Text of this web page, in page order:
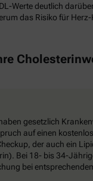
Werte deutlich
das Risiko für
gesetzlich
auf einen
der auch ein
Bei 18- bis 34-
bei